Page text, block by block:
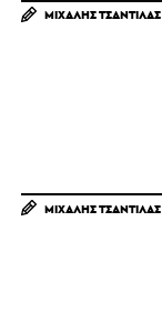
ΜΙΧΆΛΗΣ ΤΣΑΝΤΊΛΑΣ
ΜΙΧΆΛΗΣ ΤΣΑΝΤΊΛΑΣ